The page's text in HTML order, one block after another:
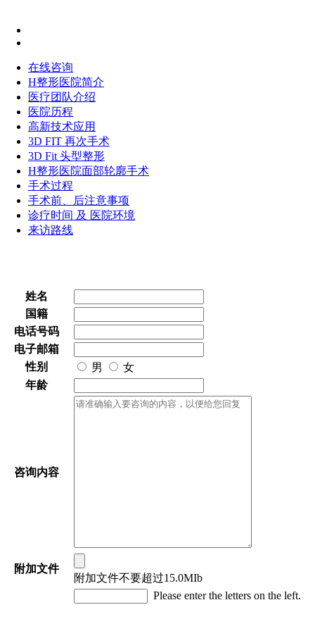
在线咨询
H整形医院简介
医疗团队介绍
医院历程
高新技术应用
3D FIT 再次手术
3D Fit 头型整形
H整形医院面部轮廓手术
手术过程
手术前、后注意事项
诊疗时间 及 医院环境
来访路线
姓名
国籍
电话号码
电子邮箱
性别
男
女
年龄
咨询内容
附加文件
附加文件不要超过15.0MIb
Please enter the letters on the left.